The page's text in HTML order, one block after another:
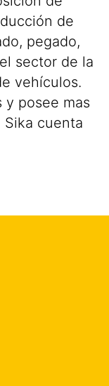
de
pegado,
sector de la
vehículos.
y posee mas
cuenta